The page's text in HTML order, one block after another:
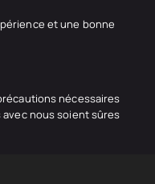
et une bonne
nécessaires
nous soient sûres